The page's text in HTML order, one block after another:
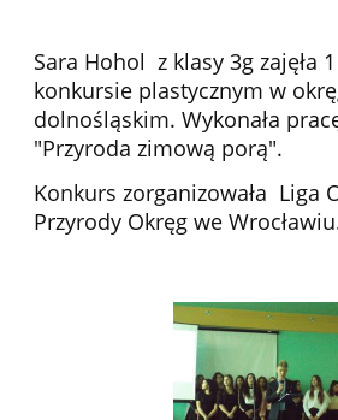
Sara Hohol z klasy 3g zajęła
konkursie plastycznym w
dolnośląskim. Wykonała
"Przyroda zimową porą".
Konkurs zorganizowała Liga
Przyrody Okręg we